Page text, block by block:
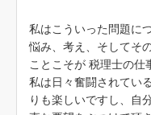
私はこういった問題に
悩み、考え、そしてそ
ことこそが 税理士の仕
私は日々奮闘されてい
りも楽しいですし、自